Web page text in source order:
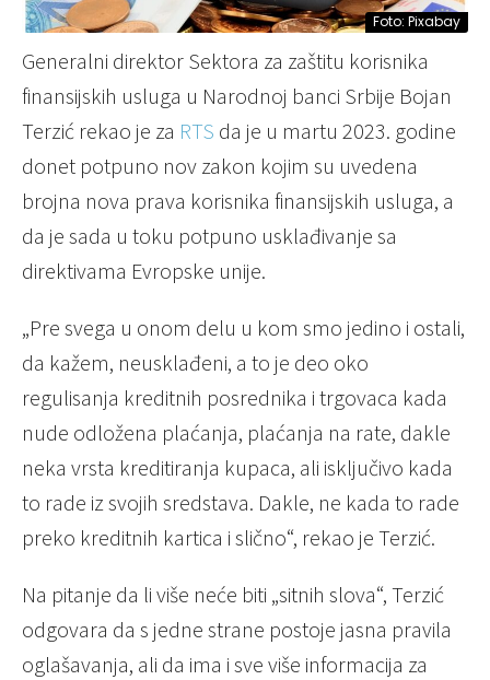
Foto: Pixabay
Generalni direktor Sektora za zaštitu korisnika
finansijskih usluga u Narodnoj banci Srbije Bojan
Terzić rekao je za RTS da je u martu 2023. godine
donet potpuno nov zakon kojim su uvedena
brojna nova prava korisnika finansijskih usluga, a
da je sada u toku potpuno usklađivanje sa
direktivama Evropske unije.
„Pre svega u onom delu u kom smo jedino i ostali,
da kažem, neusklađeni, a to je deo oko
regulisanja kreditnih posrednika i trgovaca kada
nude odložena plaćanja, plaćanja na rate, dakle
neka vrsta kreditiranja kupaca, ali isključivo kada
to rade iz svojih sredstava. Dakle, ne kada to rade
preko kreditnih kartica i slično“, rekao je Terzić.
Na pitanje da li više neće biti „sitnih slova“, Terzić
odgovara da s jedne strane postoje jasna pravila
oglašavanja, ali da ima i sve više informacija za